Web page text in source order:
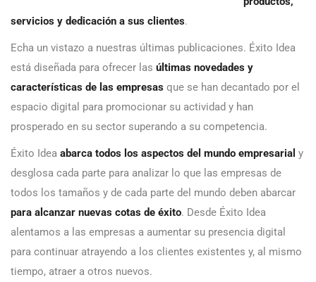
servicios y dedicación a sus clientes.
Echa un vistazo a nuestras últimas publicaciones. Éxito Idea
está diseñada para ofrecer las últimas novedades y
características de las empresas que se han decantado por el
espacio digital para promocionar su actividad y han
prosperado en su sector superando a su competencia.
Éxito Idea abarca todos los aspectos del mundo empresarial y
desglosa cada parte para analizar lo que las empresas de
todos los tamaños y de cada parte del mundo deben abarcar
para alcanzar nuevas cotas de éxito. Desde Éxito Idea
alentamos a las empresas a aumentar su presencia digital
para continuar atrayendo a los clientes existentes y, al mismo
tiempo, atraer a otros nuevos.